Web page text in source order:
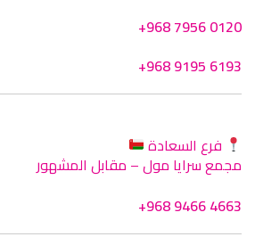
+968 7956 0120
+968 9195 6193
فرع السعادة
مجمع سرايا مول – مقابل المشهور
+968 9466 4663